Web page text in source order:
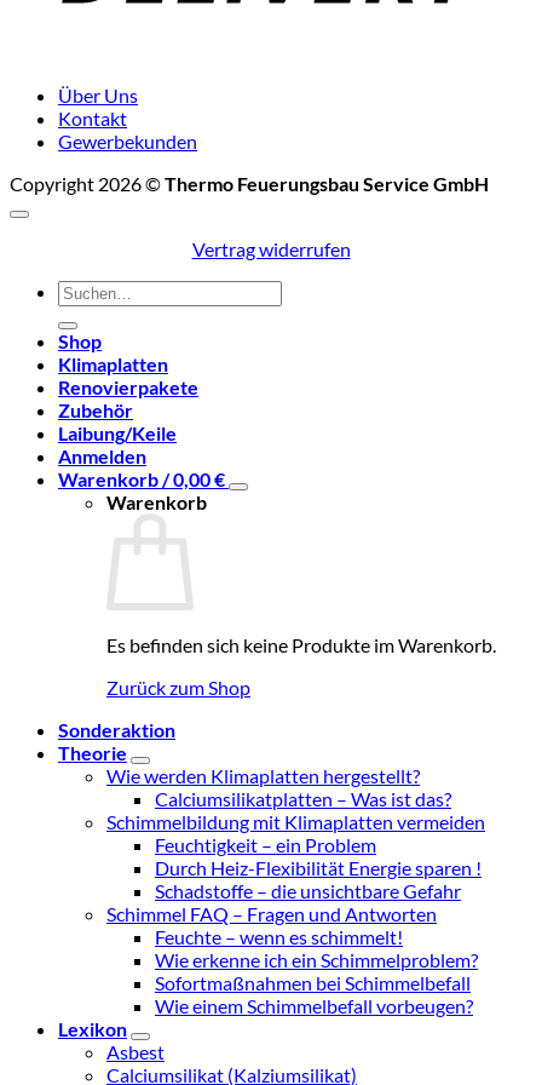
Über Uns
Kontakt
Gewerbekunden
Copyright 2026 ©Thermo Feuerungsbau Service GmbH
Vertrag widerrufen
Suchen
nach:
Shop
Klimaplatten
Renovierpakete
Zubehör
Laibung/Keile
Anmelden
Warenkorb /0,00€
Warenkorb
Es befinden sich keine Produkte im Warenkorb.
Zurück zum Shop
Sonderaktion
Theorie
Wie werden Klimaplatten hergestellt?
Calciumsilikatplatten – Was ist das?
Schimmelbildung mit Klimaplatten vermeiden
Feuchtigkeit – ein Problem
Durch Heiz-Flexibilität Energie sparen !
Schadstoffe – die unsichtbare Gefahr
Schimmel FAQ – Fragen und Antworten
Feuchte – wenn es schimmelt!
Wie erkenne ich ein Schimmelproblem?
Sofortmaßnahmen bei Schimmelbefall
Wie einem Schimmelbefall vorbeugen?
Lexikon
Asbest
Calciumsilikat (Kalziumsilikat)